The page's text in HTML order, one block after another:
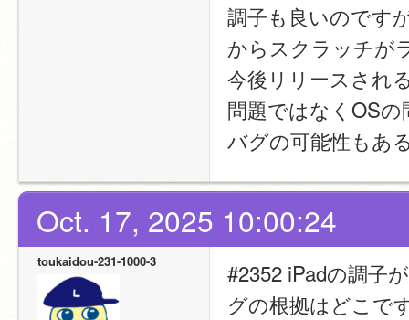
調子も良いのです
からスクラッチが
今後リリースされ
問題ではなくOS
バグの可能性もあ
Oct. 17, 2025 10:00:24
toukaidou-231-1000-3
#2352 iPadの調子
グの根拠はどこで